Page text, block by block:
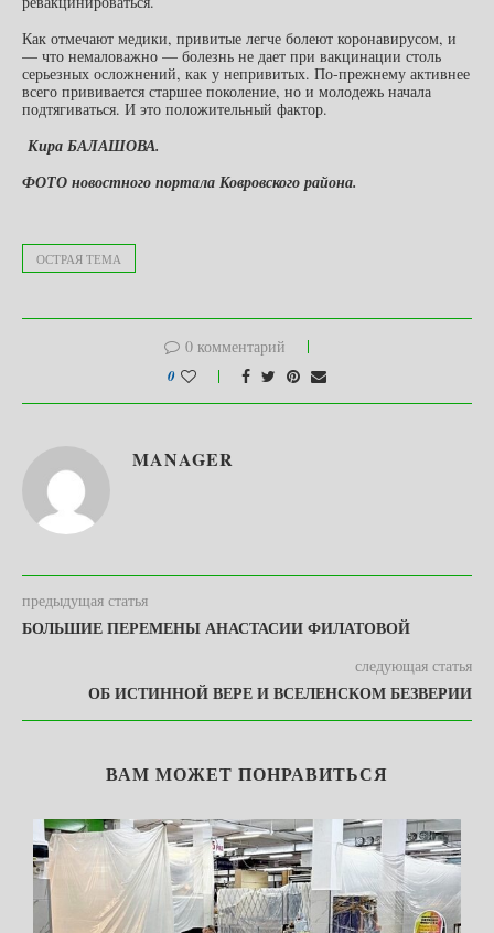
Как отмечают медики, привитые легче болеют коронавирусом, и
— что немаловажно — болезнь не дает при вакцинации столь
серьезных осложнений, как у непривитых. По-прежнему активнее
всего прививается старшее поколение, но и молодежь начала
подтягиваться. И это положительный фактор.
Кира БАЛАШОВА.
ФОТО новостного портала Ковровского района.
ОСТРАЯ ТЕМА
0 комментарий
0
MANAGER
предыдущая статья
БОЛЬШИЕ ПЕРЕМЕНЫ АНАСТАСИИ ФИЛАТОВОЙ
следующая статья
ОБ ИСТИННОЙ ВЕРЕ И ВСЕЛЕНСКОМ БЕЗВЕРИИ
ВАМ МОЖЕТ ПОНРАВИТЬСЯ